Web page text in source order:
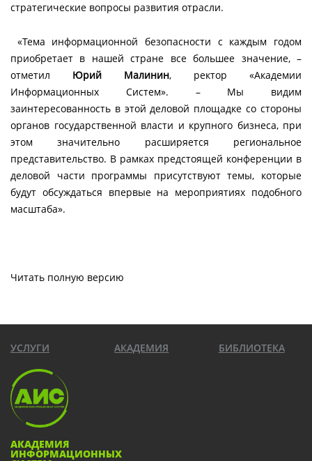
стратегические вопросы развития отрасли.
«Тема информационной безопасности с каждым годом
приобретает в нашей стране все большее значение, –
отметил Юрий Малинин, ректор «Академии
Информационных Систем». – Мы видим
заинтересованность в этой деловой площадке со стороны
органов государственной власти и крупного бизнеса, при
этом значительно расширяется региональное
представительство. В рамках предстоящей конференции в
деловой части программы присутствуют темы, которые
будут обсуждаться впервые на мероприятиях подобного
масштаба».
Читать полную версию
УСЛУГИ АКАДЕМИЯ БИБЛИОТЕКА
АКАДЕМИЯ
ИНФОРМАЦИОННЫХ